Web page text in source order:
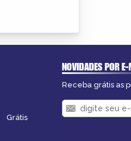
Grátis
NOVIDADES POR
Receba grátis as